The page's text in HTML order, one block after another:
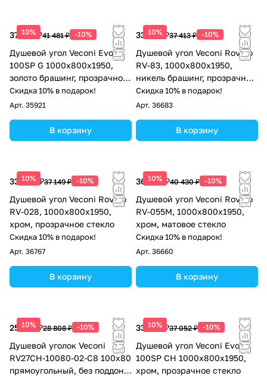
10%
37 333 ₽41 481 ₽ -10%
Душевой угол Veconi Evo
100SP G 1000х800x1950,
золото брашинг, прозрачное
стекло
Скидка 10% в подарок!
Арт. 35921
В корзину
10%
33 672 ₽37 413 ₽ -10%
Душевой угол Veconi Rovigo
RV-83, 1000х800х1950,
никель брашинг, прозрачное
стекло
Скидка 10% в подарок!
Арт. 36683
В корзину
10%
33 434 ₽37 149 ₽ -10%
Душевой угол Veconi Rovigo
RV-028, 1000х800х1950,
хром, прозрачное стекло
Скидка 10% в подарок!
Арт. 36767
В корзину
10%
36 387 ₽40 430 ₽ -10%
Душевой угол Veconi Rovigo
RV-055M, 1000х800х1950,
хром, матовое стекло
Скидка 10% в подарок!
Арт. 36660
В корзину
10%
25 927 ₽28 808 ₽ -10%
Душевой уголок Veconi
RV27CH-10080-02-C8 100х80
прямоугольный, без поддона,
10%
33 347 ₽37 052 ₽ -10%
Душевой угол Veconi Evo
100SP CH 1000х800x1950,
хром, прозрачное стекло